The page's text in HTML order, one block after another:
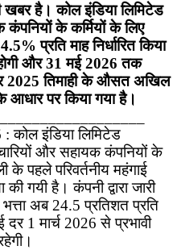
खबर है। कोल इंडिया लिमिटेड
कंपनियों के कर्मियों के लिए
प्रति माह निर्धारित किया
और 31 मई 2026 तक
2025 तिमाही के औसत अखिल
आधार पर किया गया है।
कोल इंडिया लिमिटेड
और सहायक कंपनियों के
के पहले परिवर्तनीय महंगाई
गयी है। कंपनी द्वारा जारी
अब 24.5 प्रतिशत प्रति
दर 1 मार्च 2026 से प्रभावी